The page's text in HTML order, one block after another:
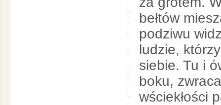
bełtów
podziwu
ludzie,
siebie. Tu i
boku,
wściekłości